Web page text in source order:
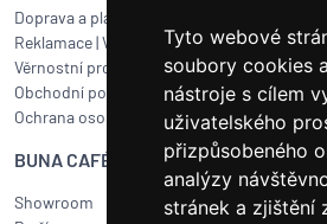
Tyto webové
soubory cookies
nástroje s cílem
uživatelského
přizpůsobeného
analýzy
stránek a zjištění
Doprava a platba
Reklamace|Vrácení zboží
Věrnostní program
Obchodní podmínky
Ochrana osobních údajů
Jak
BUNA CAFÉ
Showroom
BUNA